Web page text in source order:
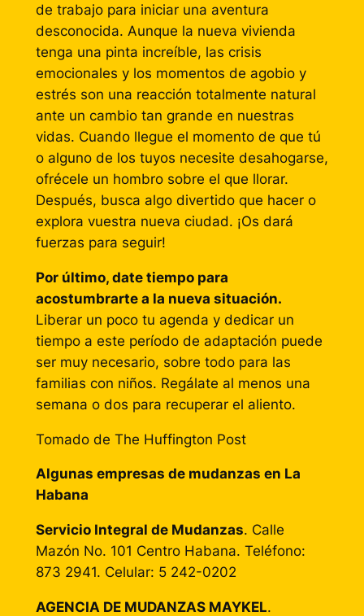
de trabajo para iniciar una aventura
desconocida. Aunque la nueva vivienda
tenga una pinta increíble, las crisis
emocionales y los momentos de agobio y
estrés son una reacción totalmente natural
ante un cambio tan grande en nuestras
vidas. Cuando llegue el momento de que tú
o alguno de los tuyos necesite desahogarse,
ofrécele un hombro sobre el que llorar.
Después, busca algo divertido que hacer o
explora vuestra nueva ciudad. ¡Os dará
fuerzas para seguir!
Por último, date tiempo para
acostumbrarte a la nueva situación.
Liberar un poco tu agenda y dedicar un
tiempo a este período de adaptación puede
ser muy necesario, sobre todo para las
familias con niños. Regálate al menos una
semana o dos para recuperar el aliento.
Tomado de The Huffington Post
Algunas empresas de mudanzas en La
Habana
Servicio Integral de Mudanzas. Calle
Mazón No. 101 Centro Habana. Teléfono:
873 2941. Celular: 5 242-0202
AGENCIA DE MUDANZAS MAYKEL.